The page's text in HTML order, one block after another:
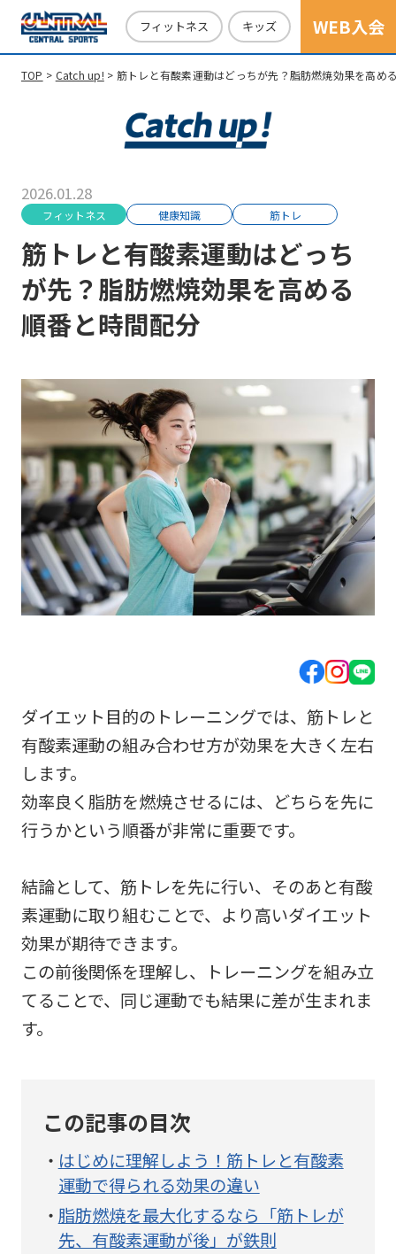
フィットネス キッズ WEB入会
TOP Catch up! 筋トレと有酸素運動はどっちが先？脂肪燃焼効果を高め
2026.01.28
フィットネス 健康知識 筋トレ
筋トレと有酸素運動はどっち
が先？脂肪燃焼効果を高める
順番と時間配分
ダイエット目的のトレーニングでは、筋トレと
有酸素運動の組み合わせ方が効果を大きく左右
します。
効率良く脂肪を燃焼させるには、どちらを先に
行うかという順番が非常に重要です。
結論として、筋トレを先に行い、そのあと有酸
素運動に取り組むことで、より高いダイエット
効果が期待できます。
この前後関係を理解し、トレーニングを組み立
てることで、同じ運動でも結果に差が生まれま
す。
この記事の目次
はじめに理解しよう！筋トレと有酸素
運動で得られる効果の違い
脂肪燃焼を最大化するなら「筋トレが
先、有酸素運動が後」が鉄則